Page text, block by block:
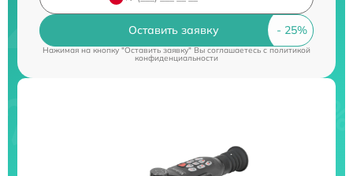
Оставить заявку
Нажимая на кнопку "Оставить заявку" Вы соглашаетесь cполитикой
конфиденциальности